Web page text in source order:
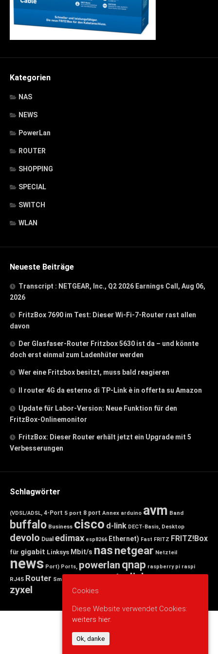
Kategorien
NAS
NEWS
PowerLan
ROUTER
SHOPPING
SPECIAL
SWITCH
WLAN
Neueste Beiträge
Transcript : NETGEAR, Inc., Q2 2026 Earnings Call, Aug 06,
2026
FritzBox 7690 im Test: Dieser Wi-Fi-7-Router rast allen
davon
Der Glasfaser-Router Fritzbox 5630 ist da – und könnte
doch erst einmal zum Ladenhüter werden
Wer eine Fritzbox besitzt, muss bald reagieren
Il router 4G da esterno di TP-Link è in offerta su Amazon
Update für Labor-Version: Neue Funktion für den
FritzBox-Onlinemonitor
FritzBox: Dieser Router erhält jetzt ein Upgrade mit 5
Verbesserungen
Schlagwörter
(VDSL/ADSL, 4-Port 5 port 8 port Annex arduino avm Band
buffalo Business cisco d-link DECT-Basis, Desktop
devolo Dual edimax esp8266 Ethernet) Fast FRITZ FRITZ!Box
für gigabit Linksys Mbit/s nasnetgear Netzteil
news Port) Ports, powerlan qnap raspberry pi raspi
RJ45 Router Small tp-link
zyxel Cookies
Diese Website verwendet Cookies:
weiters hier.
Ok, danke